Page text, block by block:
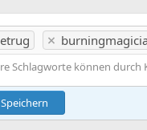
Schlagworte können
Speichern